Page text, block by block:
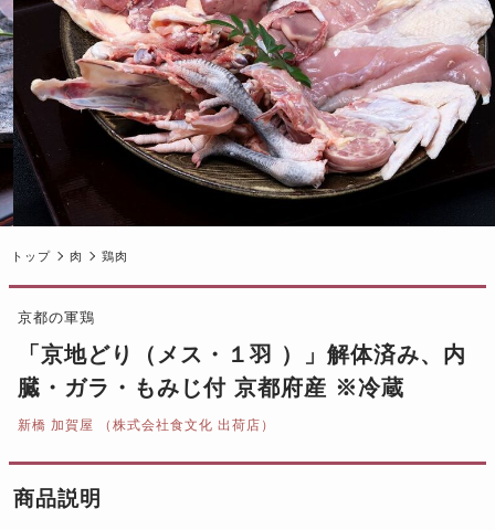
トップ 肉 鶏肉
京都の軍鶏
「京地どり（メス・１羽 ）」解体済み、内
臓・ガラ・もみじ付 京都府産 ※冷蔵
新橋 加賀屋 （株式会社食文化 出荷店）
商品説明